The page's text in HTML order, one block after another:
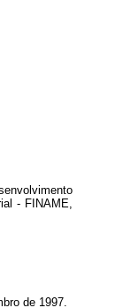
- FINAME,
de 1997.